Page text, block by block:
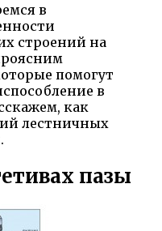
в
строений на
помогут
в
как
лестничных
пазы